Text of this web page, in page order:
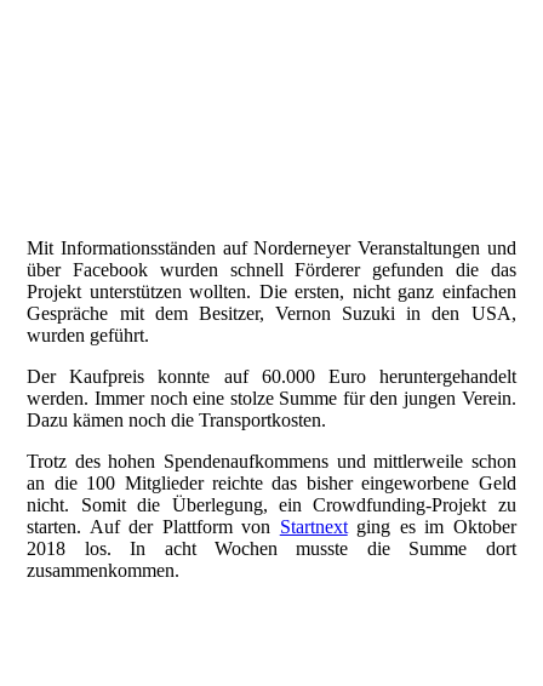
Mit Informationsständen auf Norderneyer Veranstaltungen und
über Facebook wurden schnell Förderer gefunden die das
Projekt unterstützen wollten. Die ersten, nicht ganz einfachen
Gespräche mit dem Besitzer, Vernon Suzuki in den USA,
wurden geführt.
Der Kaufpreis konnte auf 60.000 Euro heruntergehandelt
werden. Immer noch eine stolze Summe für den jungen Verein.
Dazu kämen noch die Transportkosten.
Trotz des hohen Spendenaufkommens und mittlerweile schon
an die 100 Mitglieder reichte das bisher eingeworbene Geld
nicht. Somit die Überlegung, ein Crowdfunding-Projekt zu
starten. Auf der Plattform von Startnextging es im Oktober
2018 los. In acht Wochen musste die Summe dort
zusammenkommen.